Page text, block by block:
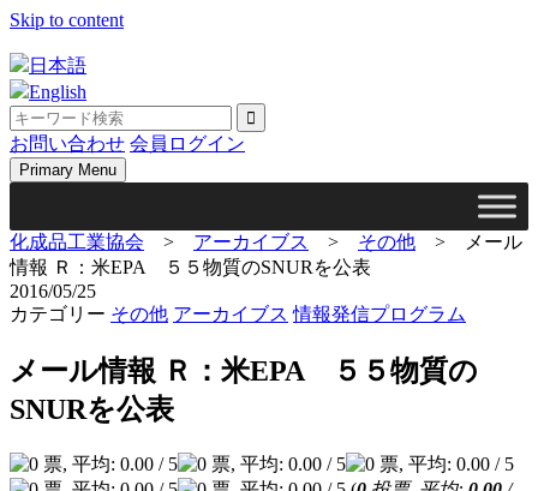
Skip to content
日本語
English
お問い合わせ 会員ログイン
Primary Menu
化成品工業協会 > アーカイブス > その他 >
メール
情報 Ｒ：米EPA ５５物質のSNURを公表
2016/05/25
カテゴリー その他 アーカイブス 情報発信プログラム
メール情報 Ｒ：米EPA ５５物質の
SNURを公表